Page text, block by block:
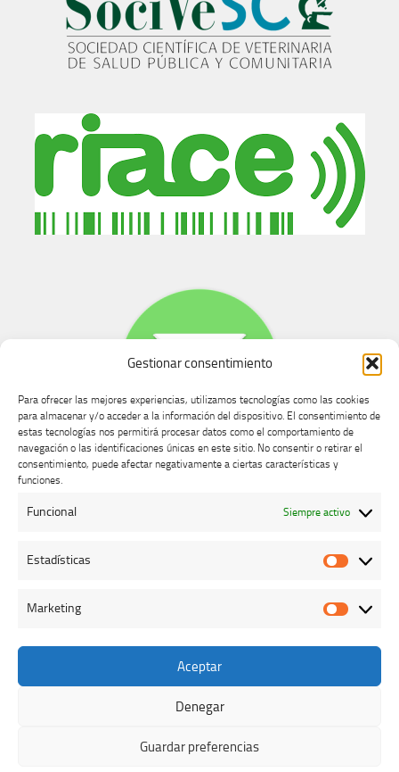
Gestionar consentimiento
Para ofrecer las mejores experiencias, utilizamos tecnologías como las cookies
para almacenar y/o acceder a la información del dispositivo. El consentimiento de
estas tecnologías nos permitirá procesar datos como el comportamiento de
navegación o las identificaciones únicas en este sitio. No consentir o retirar el
consentimiento, puede afectar negativamente a ciertas características y
funciones.
Funcional Siempre activo
Estadísticas
Marketing
Aceptar
Denegar
Guardar preferencias
Buzón de dudas, quejas y sugerencias
Colegio Oficial de Veterinarios de Cáceres © 2026. Todos los